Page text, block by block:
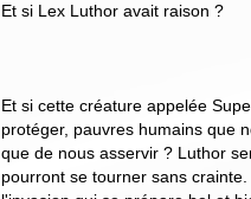
Et si Lex Luthor avait raison ?
Et si cette créature appelée
protéger, pauvres humains que
que de nous asservir ? Luthor
pourront se tourner sans